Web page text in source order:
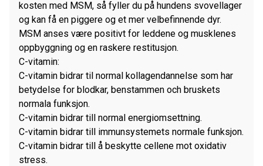
kosten med MSM, så fyller du på hundens svovellager
og kan få en piggere og et mer velbefinnende dyr.
MSM anses være positivt for leddene og musklenes
oppbyggning og en raskere restitusjon.
C-vitamin:
C-vitamin bidrar til normal kollagendannelse som har
betydelse for blodkar, benstammen och bruskets
normala funksjon.
C-vitamin bidrar till normal energiomsettning.
C-vitamin bidrar till immunsystemets normale funksjon.
C-vitamin bidrar till å beskytte cellene mot oxidativ
stress.